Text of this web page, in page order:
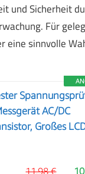
und Sicherheit
Für
eine sinnvolle
AC/DC
Großes
11,98 €